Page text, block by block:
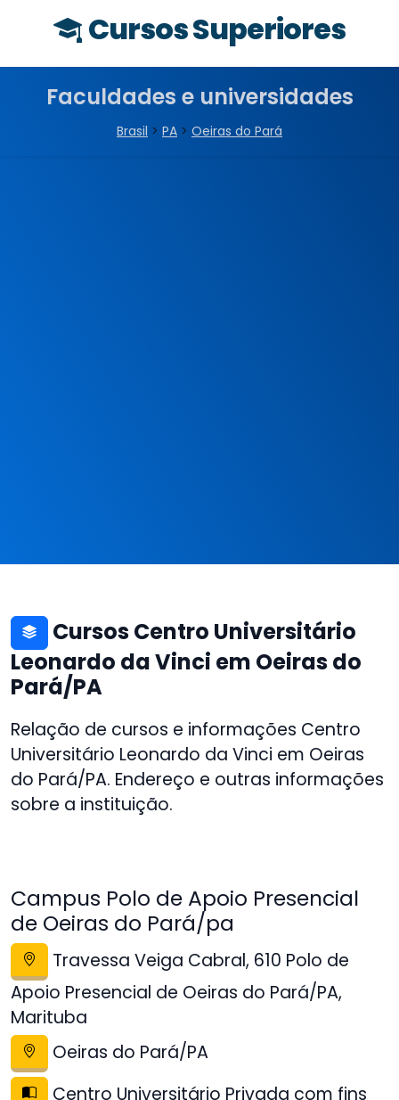
Cursos Superiores
Faculdades e universidades
Brasil > PA > Oeiras do Pará
Cursos Centro Universitário
Leonardo da Vinci em Oeiras do
Pará/PA
Relação de cursos e informações Centro
Universitário Leonardo da Vinci em Oeiras
do Pará/PA. Endereço e outras informações
sobre a instituição.
Campus Polo de Apoio Presencial
de Oeiras do Pará/pa
Travessa Veiga Cabral, 610 Polo de
Apoio Presencial de Oeiras do Pará/PA,
Marituba
Oeiras do Pará/PA
Centro Universitário Privada com fins